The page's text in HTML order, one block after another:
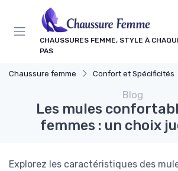
CHAUSSURES FEMME, STYLE À
PAS
Chaussure femme Confort et Spécificités
Blog
Les mules
femmes : un choix
Explorez les caractéristiques des
Panneau de gestion des cookies